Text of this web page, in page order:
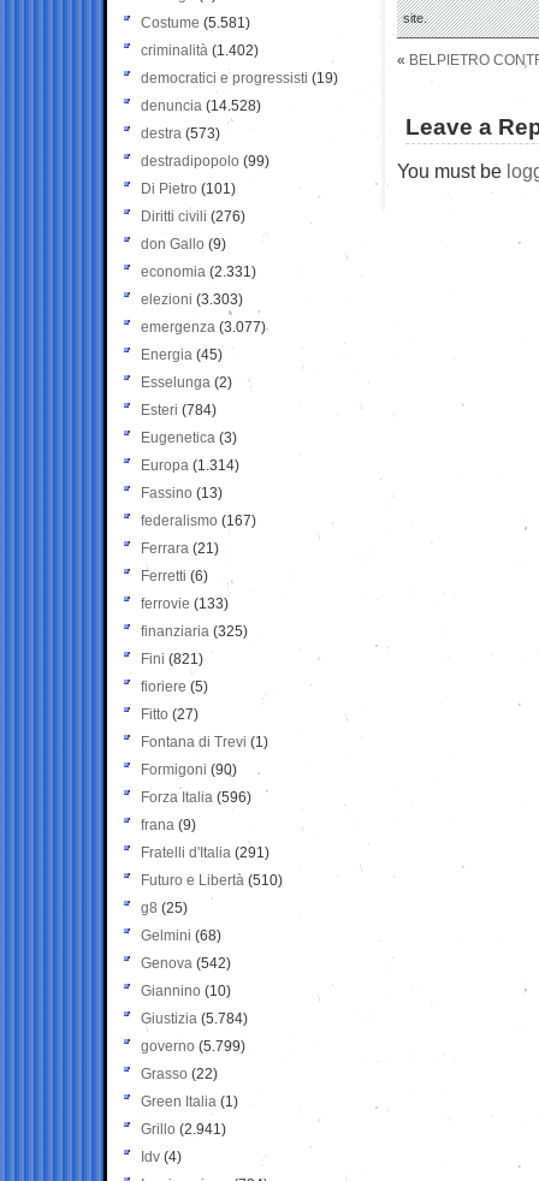
site.
« BELPIETRO
Leave a
You must be
Costume (5.581)
criminalità (1.402)
democratici e progressisti (19)
denuncia (14.528)
destra (573)
destradipopolo (99)
Di Pietro (101)
Diritti civili (276)
don Gallo (9)
economia (2.331)
elezioni (3.303)
emergenza (3.077)
Energia (45)
Esselunga (2)
Esteri (784)
Eugenetica (3)
Europa (1.314)
Fassino (13)
federalismo (167)
Ferrara (21)
Ferretti (6)
ferrovie (133)
finanziaria (325)
Fini (821)
fioriere (5)
Fitto (27)
Fontana di Trevi (1)
Formigoni (90)
Forza Italia (596)
frana (9)
Fratelli d'Italia (291)
Futuro e Libertà (510)
g8 (25)
Gelmini (68)
Genova (542)
Giannino (10)
Giustizia (5.784)
governo (5.799)
Grasso (22)
Green Italia (1)
Grillo (2.941)
Idv (4)